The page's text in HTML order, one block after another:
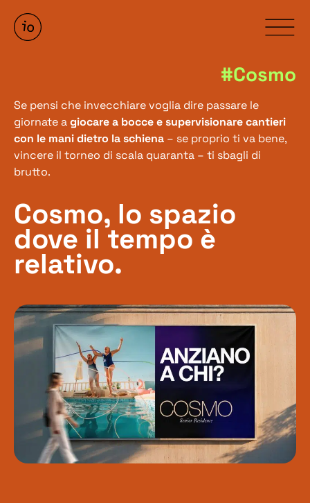
#Cosmo
Se pensi che invecchiare voglia dire passare le
giornate agiocare a bocce e supervisionare cantieri
con le mani dietro la schiena – se proprio ti va bene,
vincere il torneo di scala quaranta – ti sbagli di
brutto.
Cosmo, lo spazio
dove il tempo è
relativo.